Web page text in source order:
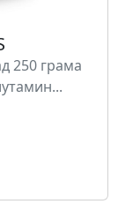
250 грама